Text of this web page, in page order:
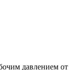
давлением от